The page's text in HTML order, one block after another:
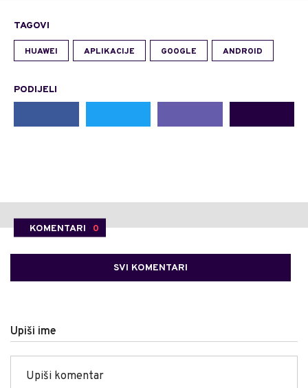
TAGOVI
HUAWEI APLIKACIJE GOOGLE ANDROID
PODIJELI
KOMENTARI 0
SVI KOMENTARI
Upiši ime